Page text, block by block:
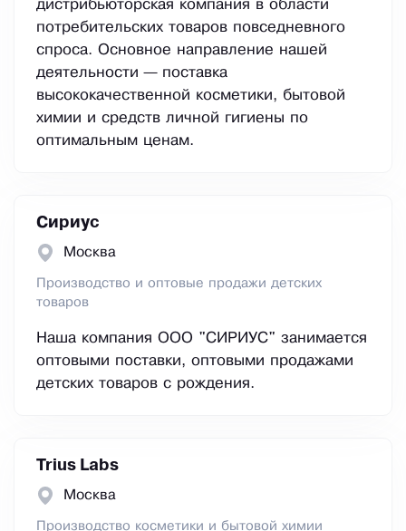
дистрибьюторская компания в области
потребительских товаров повседневного
спроса. Основное направление нашей
деятельности — поставка
высококачественной косметики, бытовой
химии и средств личной гигиены по
оптимальным ценам.
Сириус
Москва
Производство и оптовые продажи детских
товаров
Наша компания ООО "СИРИУС" занимается
оптовыми поставки, оптовыми продажами
детских товаров с рождения.
Trius Labs
Москва
Производство косметики и бытовой химии